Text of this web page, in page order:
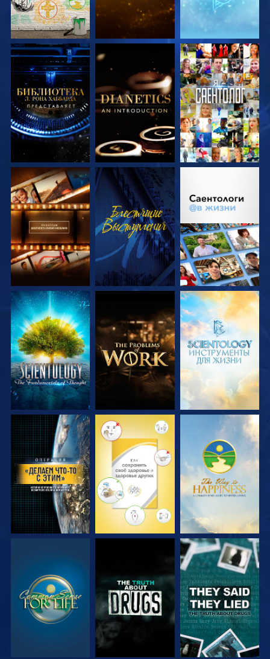
СМОТРЕТЬ
ПЕРЕДАЧИ
СМОТРЕТЬ
ПЕРЕДАЧИ
СМОТРЕТЬ
СМОТРЕТЬ
ПЕРЕДАЧИ
СМОТРЕТЬ
СМОТРЕТЬ
СМОТРЕТЬ
ПЕРЕДАЧИ
СМОТРЕТЬ
ПЕРЕДАЧИ
СМОТРЕТЬ
ПЕРЕДАЧИ
СМОТРЕТЬ СМОТРЕТЬ СМОТРЕТЬ
СМОТРЕТЬ СМОТРЕТЬ СМОТРЕТЬ